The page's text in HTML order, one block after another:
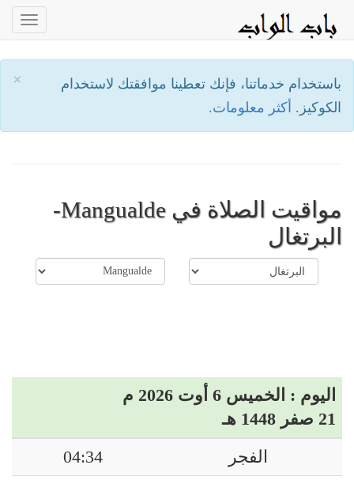
×
باستخدام خدماتنا، فإنك تعطينا موافقتك لاستخدام
الكوكيز. أكثر معلومات.
مواقيت الصلاة في Mangualde-
البرتغال
اليوم : الخميس 6 أوت 2026 م
21 صفر 1448 هـ
الفجر
04:34